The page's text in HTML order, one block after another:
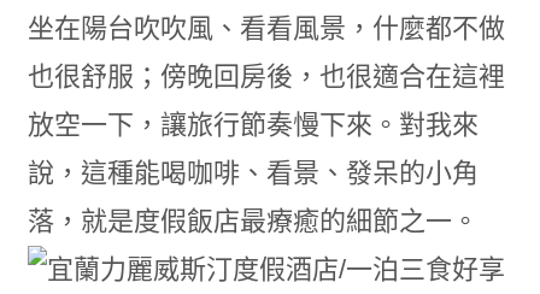
坐在陽台吹吹風、看看風景，什麼都不做
也很舒服；傍晚回房後，也很適合在這裡
放空一下，讓旅行節奏慢下來。對我來
說，這種能喝咖啡、看景、發呆的小角
落，就是度假飯店最療癒的細節之一。